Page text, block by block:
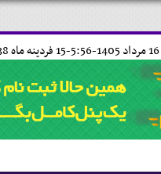
15 فردينه ماه 1538 تبری